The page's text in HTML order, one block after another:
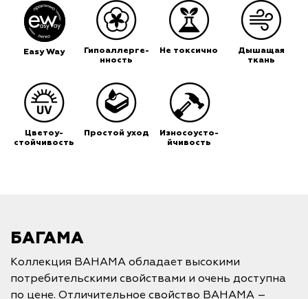
Easy Way
Гипоаллерге-
нность
Не токсично
Дышащая
ткань
Цветоу-
стойчивость
Простой уход
Износоусто-
йчивость
БАГАМА
Коллекция BAHAMA обладает высокими
потребительскими свойствами и очень доступна
по цене. Отличительное свойство BAHAMA –